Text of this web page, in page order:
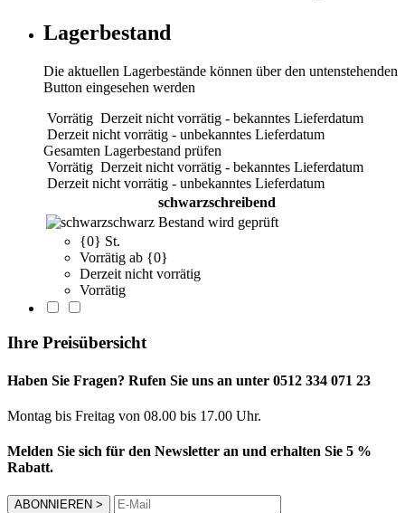
Lagerbestand
Die aktuellen Lagerbestände können über den untenstehenden
Button eingesehen werden
Vorrätig Derzeit nicht vorrätig - bekanntes Lieferdatum
Derzeit nicht vorrätig - unbekanntes Lieferdatum
Gesamten Lagerbestand prüfen
Vorrätig Derzeit nicht vorrätig - bekanntes Lieferdatum
Derzeit nicht vorrätig - unbekanntes Lieferdatum
schwarzschreibend
schwarz Bestand wird geprüft
{0} St.
Vorrätig ab {0}
Derzeit nicht vorrätig
Vorrätig
Ihre Preisübersicht
Haben Sie Fragen? Rufen Sie uns an unter 0512 334 071 23
Montag bis Freitag von 08.00 bis 17.00 Uhr.
Melden Sie sich für den Newsletter an und erhalten Sie 5 %
Rabatt.
ABONNIEREN >